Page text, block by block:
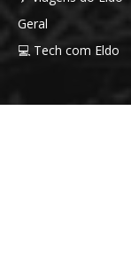
Geral
💻 Tech com Eldo